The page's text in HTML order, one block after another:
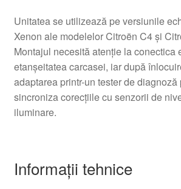
Unitatea se utilizează pe versiunile
Xenon ale modelelor Citroën C4 și
Montajul necesită atenție la conectica
etanșeitatea carcasei, iar după
adaptarea printr-un tester de diagnoză
sincroniza corecțiile cu senzorii de
iluminare.
Informații tehnice